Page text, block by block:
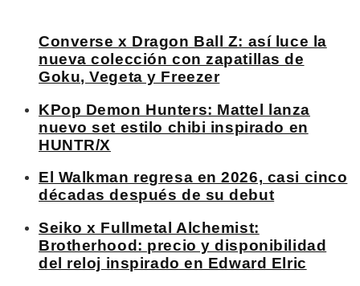
Converse x Dragon Ball Z: así luce la
nueva colección con zapatillas de
Goku, Vegeta y Freezer
KPop Demon Hunters: Mattel lanza
nuevo set estilo chibi inspirado en
HUNTR/X
El Walkman regresa en 2026, casi cinco
décadas después de su debut
Seiko x Fullmetal Alchemist:
Brotherhood: precio y disponibilidad
del reloj inspirado en Edward Elric